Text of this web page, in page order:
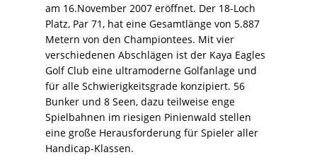
am 16.November 2007 eröffnet. Der 18-Loch
Platz, Par 71, hat eine Gesamtlänge von 5.887
Metern von den Championtees. Mit vier
verschiedenen Abschlägen ist der Kaya Eagles
Golf Club eine ultramoderne Golfanlage und
für alle Schwierigkeitsgrade konzipiert. 56
Bunker und 8 Seen, dazu teilweise enge
Spielbahnen im riesigen Pinienwald stellen
eine große Herausforderung für Spieler aller
Handicap-Klassen.